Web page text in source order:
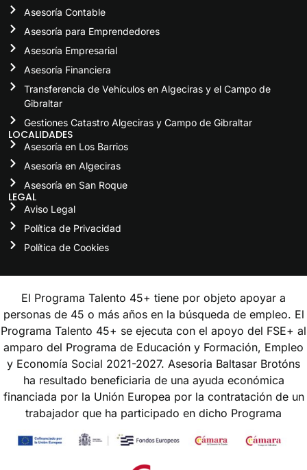
Asesoría Contable
Asesoría para Emprendedores
Asesoría Empresarial
Asesoría Financiera
Transferencia de Vehículos en Algeciras y el Campo de
Gibraltar
Gestiones Catastro Algeciras y Campo de Gibraltar
LOCALIDADES
Asesoría en Los Barrios
Asesoría en Algeciras
Asesoría en San Roque
LEGAL
Aviso Legal
Política de Privacidad
Política de Cookies
El Programa Talento 45+ tiene por objeto apoyar a
personas de 45 o más años en la búsqueda de empleo. El
Programa Talento 45+ se ejecuta con el apoyo del FSE+ al
amparo del Programa de Educación y Formación, Empleo
y Economía Social 2021-2027. Asesoria Baltasar Brotóns
ha resultado beneficiaria de una ayuda económica
financiada por la Unión Europea por la contratación de un
trabajador que ha participado en dicho Programa